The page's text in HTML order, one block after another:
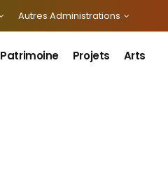
Autres Administrations
Patrimoine Projets Arts